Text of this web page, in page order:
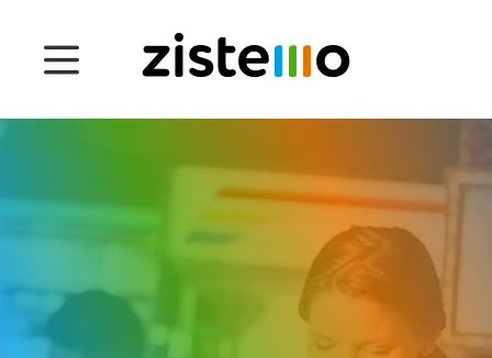
Anwesenheits-Management
Management der Betriebsprozesse
Customers